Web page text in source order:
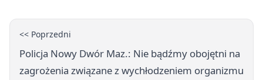
<< Poprzedni
Policja Nowy Dwór Maz.: Nie bądźmy obojętni na
zagrożenia związane z wychłodzeniem organizmu